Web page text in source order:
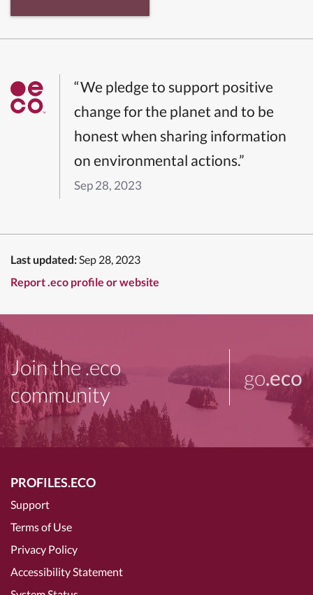
“We pledge to support positive
change for the planet and to be
honest when sharing information
on environmental actions.”
Sep 28, 2023
Last updated:Sep 28, 2023
Report .eco profile or website
Join the .eco
community
go.eco
PROFILES.ECO
Support
Terms of Use
Privacy Policy
Accessibility Statement